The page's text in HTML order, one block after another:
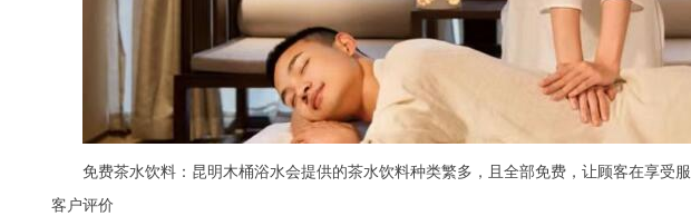
免费茶水饮料：昆明木桶浴水会提供的茶水饮料种类繁多，且全部免费，让顾客在享受
客户评价